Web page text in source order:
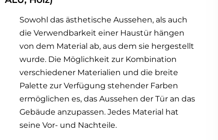
Sowohl das ästhetische Aussehen, als auch
die Verwendbarkeit einer Haustür hängen
von dem Material ab, aus dem sie hergestellt
wurde. Die Möglichkeit zur Kombination
verschiedener Materialien und die breite
Palette zur Verfügung stehender Farben
ermöglichen es, das Aussehen der Tür an das
Gebäude anzupassen. Jedes Material hat
seine Vor- und Nachteile.